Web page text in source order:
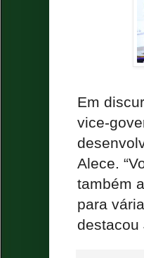
Em
vice-
Alece.
também
para
destacou